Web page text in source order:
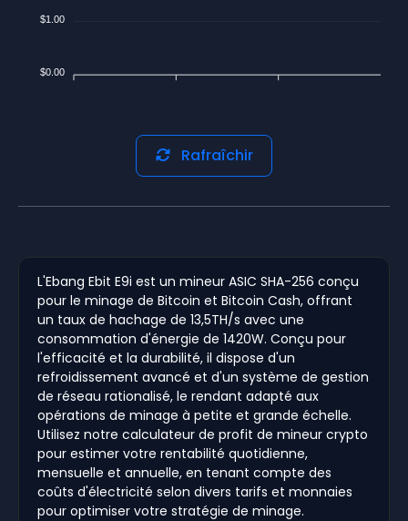
$1.00
$0.00
Rafraîchir
L'Ebang Ebit E9i est un mineur ASIC SHA-256 conçu
pour le minage de Bitcoin et Bitcoin Cash, offrant
un taux de hachage de 13,5TH/s avec une
consommation d'énergie de 1420W. Conçu pour
l'efficacité et la durabilité, il dispose d'un
refroidissement avancé et d'un système de gestion
de réseau rationalisé, le rendant adapté aux
opérations de minage à petite et grande échelle.
Utilisez notre calculateur de profit de mineur crypto
pour estimer votre rentabilité quotidienne,
mensuelle et annuelle, en tenant compte des
coûts d'électricité selon divers tarifs et monnaies
pour optimiser votre stratégie de minage.